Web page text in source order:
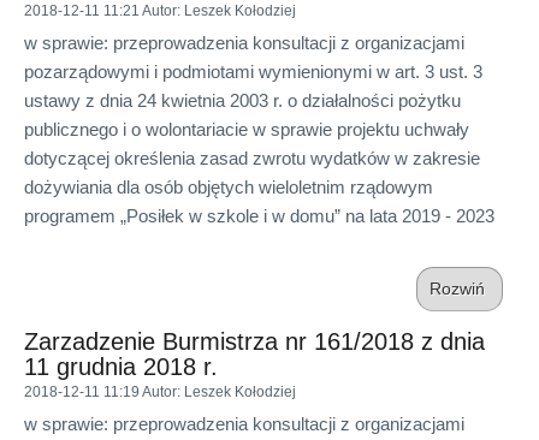
2018-12-11 11:21 Autor: Leszek Kołodziej
w sprawie: przeprowadzenia konsultacji z organizacjami
pozarządowymi i podmiotami wymienionymi w art. 3 ust. 3
ustawy z dnia 24 kwietnia 2003 r. o działalności pożytku
publicznego i o wolontariacie w sprawie projektu uchwały
dotyczącej określenia zasad zwrotu wydatków w zakresie
dożywiania dla osób objętych wieloletnim rządowym
programem „Posiłek w szkole i w domu” na lata 2019 - 2023
Rozwiń
Zarzadzenie Burmistrza nr 161/2018 z dnia
11 grudnia 2018 r.
2018-12-11 11:19 Autor: Leszek Kołodziej
w sprawie: przeprowadzenia konsultacji z organizacjami